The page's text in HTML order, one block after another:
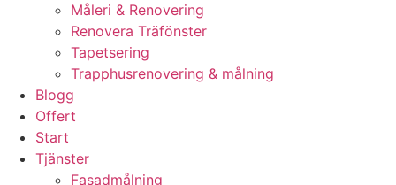
Måleri & Renovering
Renovera Träfönster
Tapetsering
Trapphusrenovering & målning
Blogg
Offert
Start
Tjänster
Fasadmålning